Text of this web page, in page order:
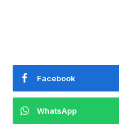
Facebook
WhatsApp